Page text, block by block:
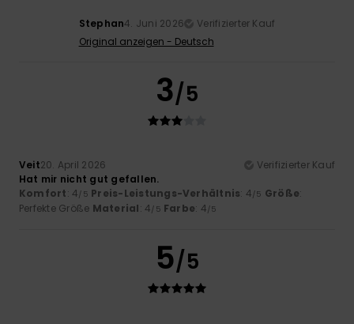
Stephan4. Juni 2026
Verifizierter Kauf
Original anzeigen - Deutsch
3/5
Veit20. April 2026
Verifizierter Kauf
Hat mir nicht gut gefallen.
Komfort: 4/5 Preis-Leistungs-Verhältnis: 4/5 Größe:
Perfekte Größe Material: 4/5 Farbe: 4/5
5/5